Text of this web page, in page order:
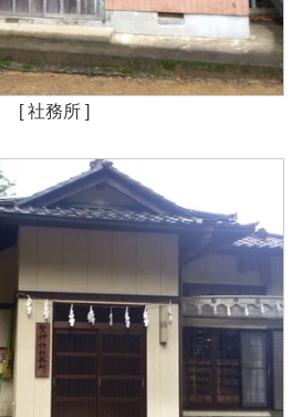
[ 社務所 ]